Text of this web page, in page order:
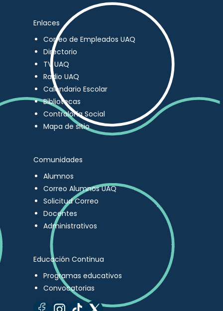
Enlaces
Correo de Empleados UAQ
Directorio
TV UAQ
Radio UAQ
Calendario Escolar
Bibliotecas
Contraloría Social
Mapa de sitio
Comunidades
Alumnos
Correo Alumnos UAQ
Solicitud Correo
Docentes
Administrativos
Educación Continua
Programas educativos
Convocatorias